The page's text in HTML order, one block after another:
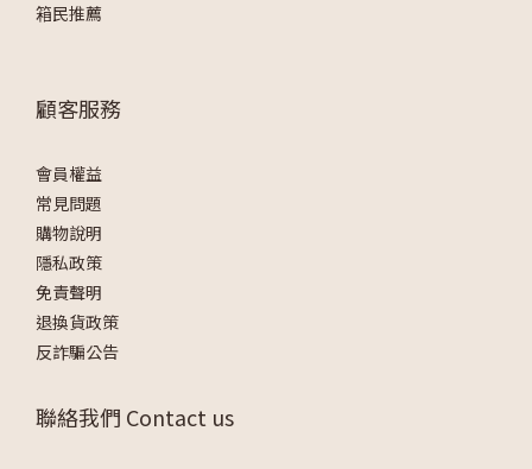
箱民推薦
顧客服務
會員權益
常見問題
購物說明
隱私政策
免責聲明
退換貨政策
反詐騙公告
聯絡我們 Contact us